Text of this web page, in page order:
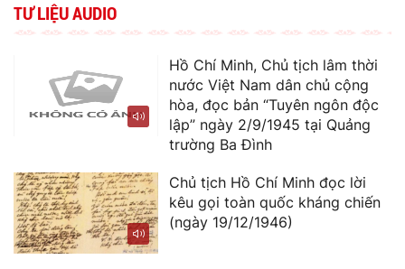
TƯ LIỆU AUDIO
Hồ Chí Minh, Chủ tịch lâm thời
nước Việt Nam dân chủ cộng
hòa, đọc bản “Tuyên ngôn độc
lập” ngày 2/9/1945 tại Quảng
trường Ba Đình
Chủ tịch Hồ Chí Minh đọc lời
kêu gọi toàn quốc kháng chiến
(ngày 19/12/1946)